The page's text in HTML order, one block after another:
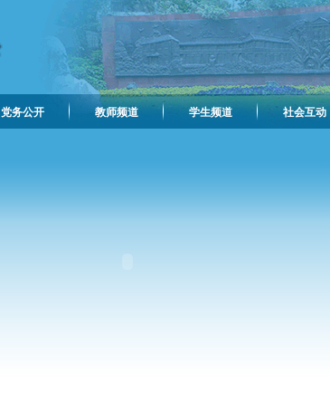
党务公开 教师频道 学生频道 社会互动